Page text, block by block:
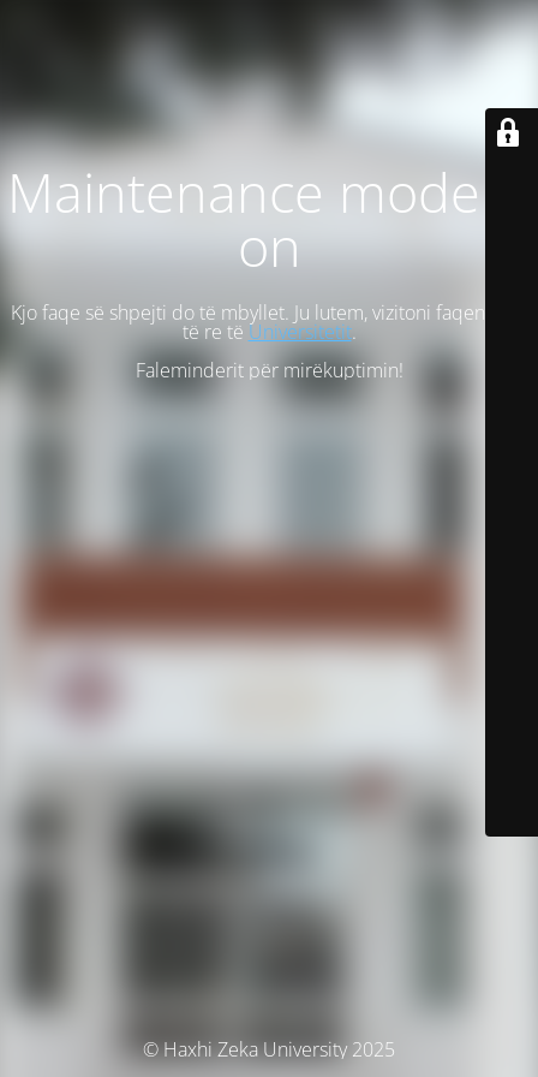
Maintenance mode is
on
Kjo faqe së shpejti do të mbyllet. Ju lutem, vizitoni faqen tonë
të re të Universitetit.
Faleminderit për mirëkuptimin!
© Haxhi Zeka University 2025